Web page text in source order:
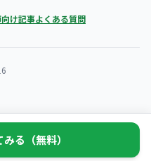
け記事よくある質問
る（無料）